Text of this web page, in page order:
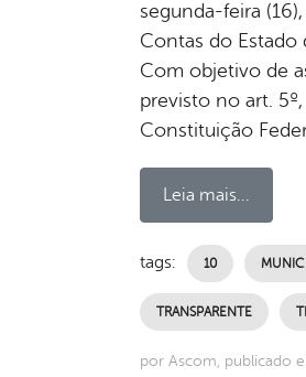
segunda-feira
Contas do Estado
Com objetivo de
previsto no art.
Constituição
Leia mais...
tags: 10
TRANSPARENTE
por Ascom, publicado